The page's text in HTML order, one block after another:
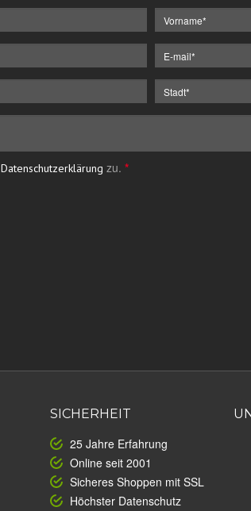
Datenschutzerklärung zu. *
SICHERHEIT
25 Jahre Erfahrung
Online seit 2001
Sicheres Shoppen mit SSL
Höchster Datenschutz